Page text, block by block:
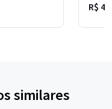
R$
similares